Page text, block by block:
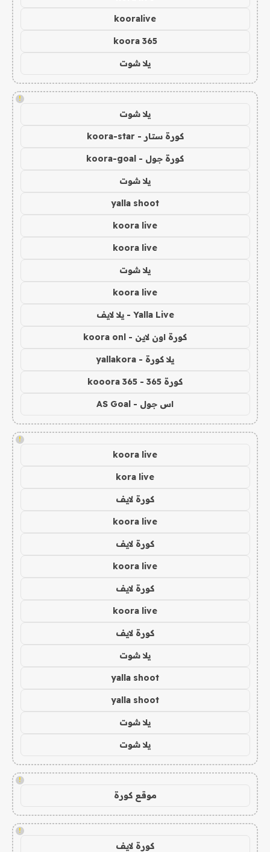
kooralive
koora 365
يلا شوت
!
يلا شوت
كورة ستار - koora-star
كورة جول - koora-goal
يلا شوت
yalla shoot
koora live
koora live
يلا شوت
koora live
Yalla Live - يلا لايف
كورة اون لاين - koora onl
يلا كورة - yallakora
كورة 365 - kooora 365
اس جول - AS Goal
!
koora live
kora live
كورة لايف
koora live
كورة لايف
koora live
كورة لايف
koora live
كورة لايف
يلا شوت
yalla shoot
yalla shoot
يلا شوت
يلا شوت
!
موقع كورة
!
كورة لايف